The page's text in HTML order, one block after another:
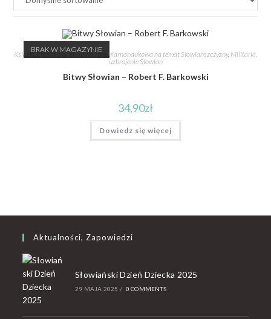
BRAK W MAGAZYNIE
Książki,Literatura naukowa i popularnonaukowa na temat Słowiańszczyzny, Militaria,
uzbrojenie Słowian
Bitwy Słowian – Robert F. Barkowski
34,90zł
Dowiedz się więcej
Aktualności, Zapowiedzi
Słowiański Dzień Dziecka 2025
29 MAJA 2025 / 0 COMMENTS